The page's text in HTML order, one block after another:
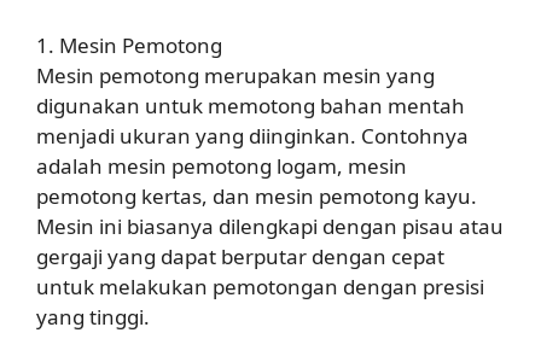
1. Mesin Pemotong
Mesin pemotong merupakan mesin yang
digunakan untuk memotong bahan mentah
menjadi ukuran yang diinginkan. Contohnya
adalah mesin pemotong logam, mesin
pemotong kertas, dan mesin pemotong kayu.
Mesin ini biasanya dilengkapi dengan pisau atau
gergaji yang dapat berputar dengan cepat
untuk melakukan pemotongan dengan presisi
yang tinggi.